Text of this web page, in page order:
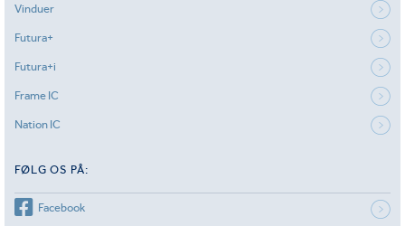
Vinduer
Futura+
Futura+i
Frame IC
Nation IC
FØLG OS PÅ:
Facebook